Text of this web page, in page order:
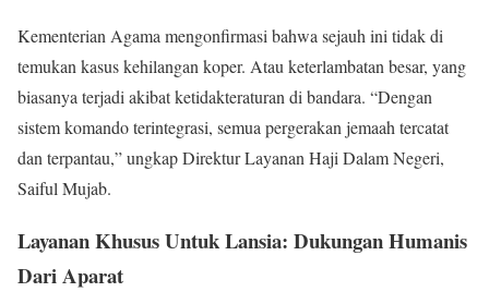
Kementerian Agama mengonfirmasi bahwa sejauh ini tidak di
temukan kasus kehilangan koper. Atau keterlambatan besar, yang
biasanya terjadi akibat ketidakteraturan di bandara. “Dengan
sistem komando terintegrasi, semua pergerakan jemaah tercatat
dan terpantau,” ungkap Direktur Layanan Haji Dalam Negeri,
Saiful Mujab.
Layanan Khusus Untuk Lansia: Dukungan Humanis
Dari Aparat